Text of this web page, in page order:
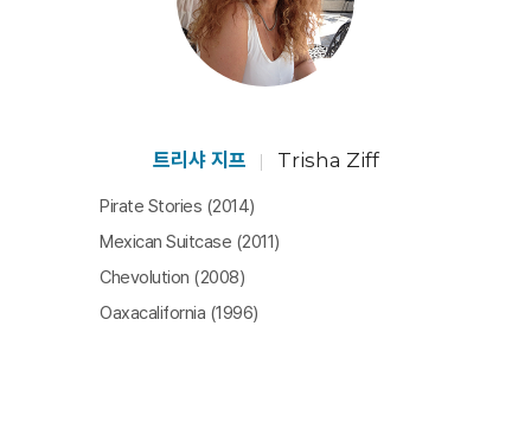
대 사회의 폭력성이 소비되고 전시되는 방식과 욕망에 대
한 물음에서부터 현실을 기록한 사진이 가지는 리얼리티
와 미학의 이중성, 끔찍한 사고 사진에서 대상(대개의 경
서 노동 행위와 인간으로서의 윤리 사이 간극 등을 묻고 답
트리샤 지프 Trisha Ziff
Pirate Stories (2014)
Mexican Suitcase (2011)
Chevolution (2008)
Oaxacalifornia (1996)